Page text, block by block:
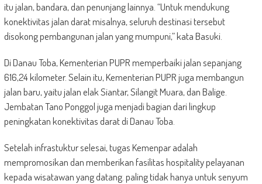
itu jalan, bandara, dan penunjang lainnya. “Untuk mendukung
konektivitas jalan darat misalnya, seluruh destinasi tersebut
disokong pembangunan jalan yang mumpuni,” kata Basuki.
Di Danau Toba, Kementerian PUPR memperbaiki jalan sepanjang
616,24 kilometer. Selain itu, Kementerian PUPR juga membangun
jalan baru, yaitu jalan elak Siantar, Silangit Muara, dan Balige.
Jembatan Tano Ponggol juga menjadi bagian dari lingkup
peningkatan konektivitas darat di Danau Toba.
Setelah infrastuktur selesai, tugas Kemenpar adalah
mempromosikan dan memberikan fasilitas hospitality pelayanan
kepada wisatawan yang datang. paling tidak hanya untuk senyum